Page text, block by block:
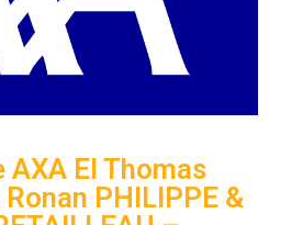
AXA EI Thomas
PHILIPPE &